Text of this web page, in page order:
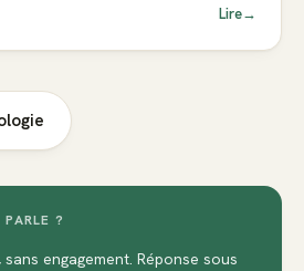
Lire→
?
engagement. Réponse sous